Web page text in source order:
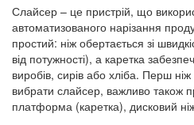
Слайсер – це пристрій, що
автоматизованого нарізання
простий: ніж обертається зі
від потужності), а каретка
виробів, сирів або хліба. Перш
вибрати слайсер, важливо також
платформа (каретка), дисковий